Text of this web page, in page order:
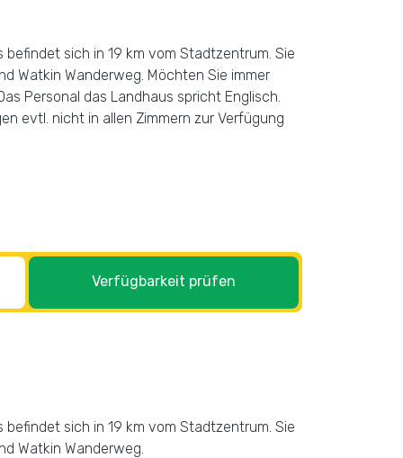
sich in 19 km vom Stadtzentrum. Sie
Watkin Wanderweg. Möchten Sie immer
Personal das Landhaus spricht Englisch.
evtl. nicht in allen Zimmern zur Verfügung
Verfügbarkeit prüfen
sich in 19 km vom Stadtzentrum. Sie
Watkin Wanderweg.